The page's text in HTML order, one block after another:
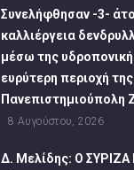
Συνελήφθησαν -3-
καλλιέργεια
μέσω της
ευρύτερη περιοχή
Πανεπιστημιούπολη
8 Αυγούστου, 2026
Δ. Μελίδης: Ο